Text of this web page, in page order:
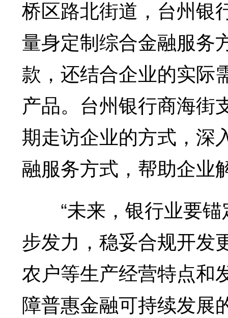
桥区路北街道，台州银
量身定制综合金融服务
款，还结合企业的实际
产品。台州银行商海街
期走访企业的方式，深
融服务方式，帮助企业
“未来，银行业要锚
步发力，稳妥合规开发
农户等生产经营特点和
障普惠金融可持续发展